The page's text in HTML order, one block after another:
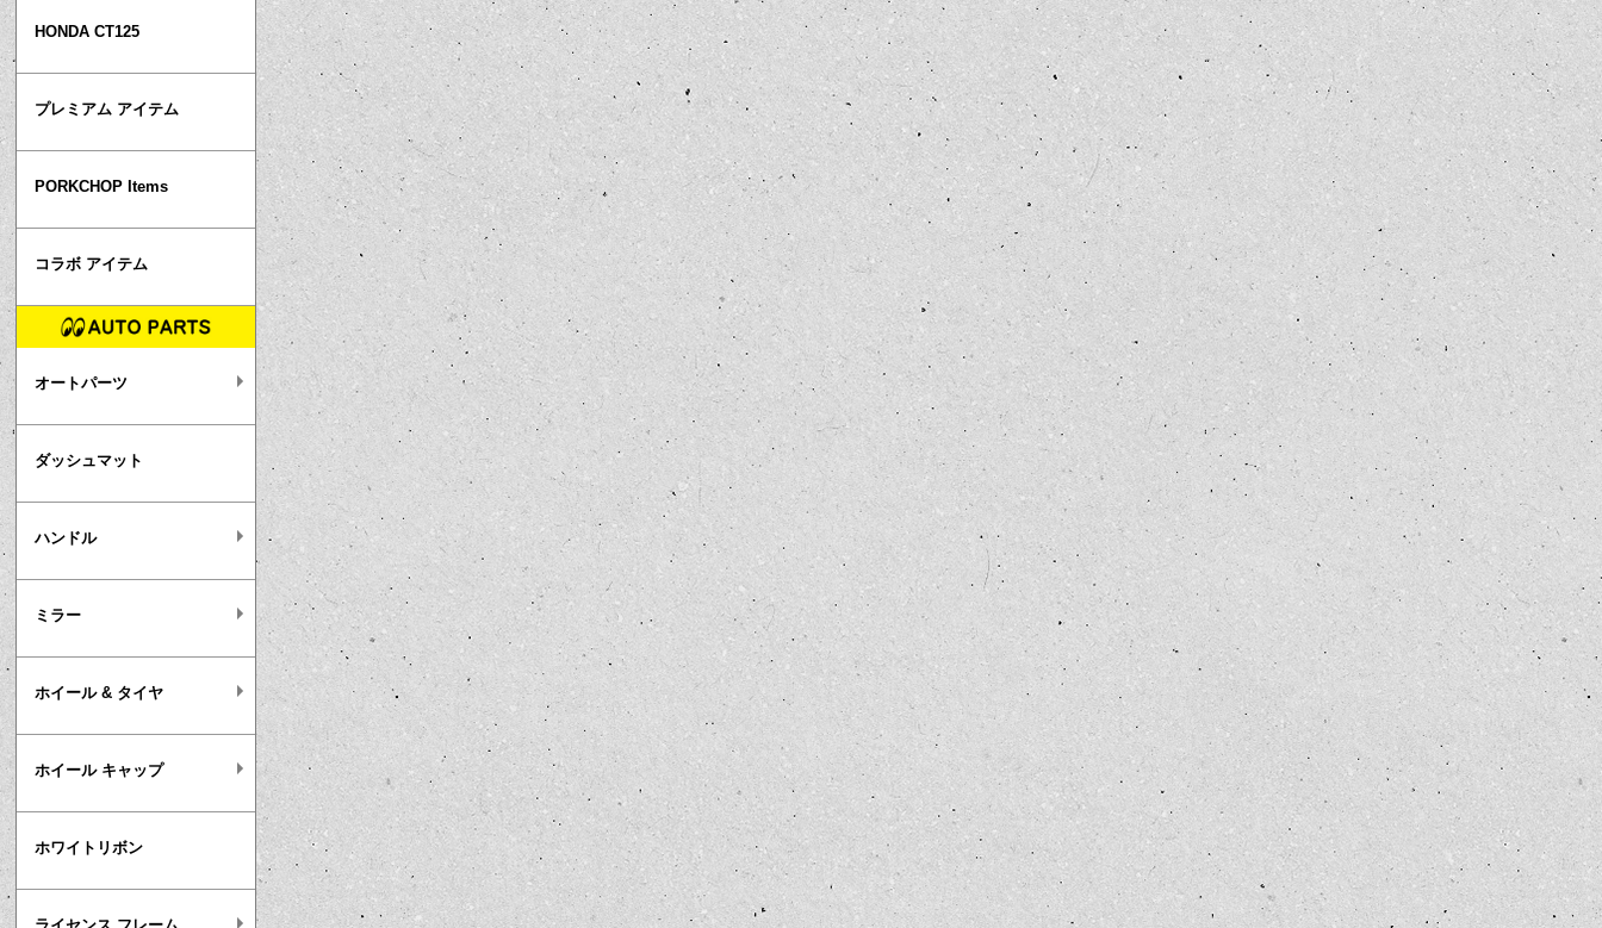
HONDA CT125
プレミアム アイテム
PORKCHOP Items
コラボ アイテム
オートパーツ
ダッシュマット
ハンドル
ミラー
ホイール & タイヤ
ホイール キャップ
ホワイトリボン